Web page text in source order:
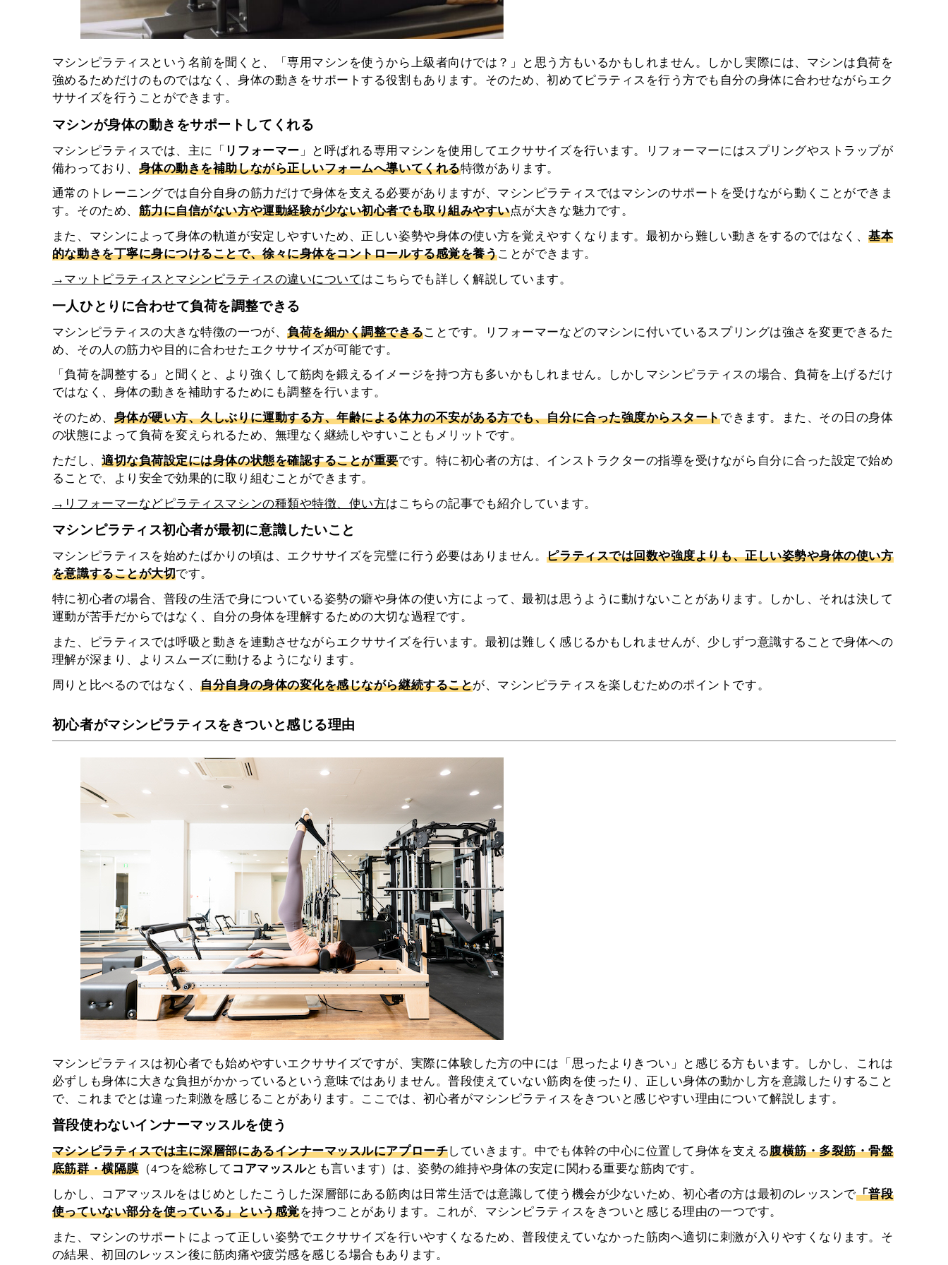
マシンピラティスという名前を聞くと、「専用マシンを使うから上級者向けでは？」と思う方もいるかもしれません。しかし実際には、マシンは負荷を
強めるためだけのものではなく、身体の動きをサポートする役割もあります。そのため、初めてピラティスを行う方でも自分の身体に合わせながらエク
ササイズを行うことができます。
マシンが身体の動きをサポートしてくれる
マシンピラティスでは、主に「 リフォーマー 」と呼ばれる専用マシンを使用してエクササイズを行います。リフォーマーにはスプリングやストラップが
備わっており、 身体の動きを補助しながら正しいフォームへ導いてくれる特徴があります。
通常のトレーニングでは自分自身の筋力だけで身体を支える必要がありますが、マシンピラティスではマシンのサポートを受けながら動くことができま
す。そのため、 筋力に自信がない方や運動経験が少ない初心者でも取り組みやすい点が大きな魅力です。
また、マシンによって身体の軌道が安定しやすいため、正しい姿勢や身体の使い方を覚えやすくなります。最初から難しい動きをするのではなく、基本
的な動きを丁寧に身につけることで、徐々に身体をコントロールする感覚を養うことができます。
→マットピラティスとマシンピラティスの違いについてはこちらでも詳しく解説しています。
一人ひとりに合わせて負荷を調整できる
マシンピラティスの大きな特徴の一つが、負荷を細かく調整できることです。リフォーマーなどのマシンに付いているスプリングは強さを変更できるた
め、その人の筋力や目的に合わせたエクササイズが可能です。
「負荷を調整する」と聞くと、より強くして筋肉を鍛えるイメージを持つ方も多いかもしれません。しかしマシンピラティスの場合、負荷を上げるだけ
ではなく、身体の動きを補助するためにも調整を行います。
そのため、 身体が硬い方、久しぶりに運動する方、年齢による体力の不安がある方でも、自分に合った強度からスタートできます。また、その日の身体
の状態によって負荷を変えられるため、無理なく継続しやすいこともメリットです。
ただし、適切な負荷設定には身体の状態を確認することが重要です。特に初心者の方は、インストラクターの指導を受けながら自分に合った設定で始め
ることで、より安全で効果的に取り組むことができます。
→リフォーマーなどピラティスマシンの種類や特徴、使い方はこちらの記事でも紹介しています。
マシンピラティス初心者が最初に意識したいこと
マシンピラティスを始めたばかりの頃は、エクササイズを完璧に行う必要はありません。ピラティスでは回数や強度よりも、正しい姿勢や身体の使い方
を意識することが大切です。
特に初心者の場合、普段の生活で身についている姿勢の癖や身体の使い方によって、最初は思うように動けないことがあります。しかし、それは決して
運動が苦手だからではなく、自分の身体を理解するための大切な過程です。
また、ピラティスでは呼吸と動きを連動させながらエクササイズを行います。最初は難しく感じるかもしれませんが、少しずつ意識することで身体への
理解が深まり、よりスムーズに動けるようになります。
周りと比べるのではなく、自分自身の身体の変化を感じながら継続することが、マシンピラティスを楽しむためのポイントです。
初心者がマシンピラティスをきついと感じる理由
マシンピラティスは初心者でも始めやすいエクササイズですが、実際に体験した方の中には「思ったよりきつい」と感じる方もいます。しかし、これは
必ずしも身体に大きな負担がかかっているという意味ではありません。普段使えていない筋肉を使ったり、正しい身体の動かし方を意識したりすること
で、これまでとは違った刺激を感じることがあります。ここでは、初心者がマシンピラティスをきついと感じやすい理由について解説します。
普段使わないインナーマッスルを使う
マシンピラティスでは主に深層部にあるインナーマッスルにアプローチしていきます。中でも体幹の中心に位置して身体を支える腹横筋・多裂筋・骨盤
底筋群・横隔膜（4つを総称して コアマッスルとも言います）は、姿勢の維持や身体の安定に関わる重要な筋肉です。
しかし、コアマッスルをはじめとしたこうした深層部にある筋肉は日常生活では意識して使う機会が少ないため、初心者の方は最初のレッスンで「普段
使っていない部分を使っている」という感覚を持つことがあります。これが、マシンピラティスをきついと感じる理由の一つです。
また、マシンのサポートによって正しい姿勢でエクササイズを行いやすくなるため、普段使えていなかった筋肉へ適切に刺激が入りやすくなります。そ
の結果、初回のレッスン後に筋肉痛や疲労感を感じる場合もあります。